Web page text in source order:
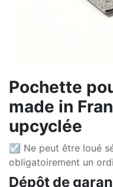
Pochette
made in
upcyclée
☑ Ne peut être loué
obligatoirement un
Dépôt de